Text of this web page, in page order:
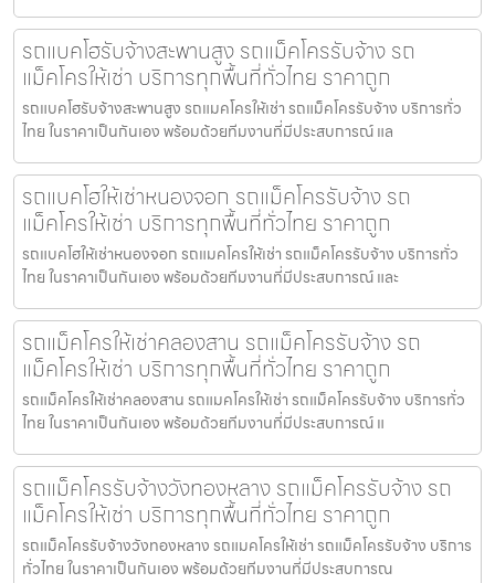
รถแบคโฮรับจ้างสะพานสูง รถแม็คโครรับจ้าง รถ
แม็คโครให้เช่า บริการทุกพื้นที่ทั่วไทย ราคาถูก
รถแบคโฮรับจ้างสะพานสูง รถแมคโครให้เช่า รถแม็คโครรับจ้าง บริการทั่ว
ไทย ในราคาเป็นกันเอง พร้อมด้วยทีมงานที่มีประสบการณ์ แล
รถแบคโฮให้เช่าหนองจอก รถแม็คโครรับจ้าง รถ
แม็คโครให้เช่า บริการทุกพื้นที่ทั่วไทย ราคาถูก
รถแบคโฮให้เช่าหนองจอก รถแมคโครให้เช่า รถแม็คโครรับจ้าง บริการทั่ว
ไทย ในราคาเป็นกันเอง พร้อมด้วยทีมงานที่มีประสบการณ์ และ
รถแม็คโครให้เช่าคลองสาน รถแม็คโครรับจ้าง รถ
แม็คโครให้เช่า บริการทุกพื้นที่ทั่วไทย ราคาถูก
รถแม็คโครให้เช่าคลองสาน รถแมคโครให้เช่า รถแม็คโครรับจ้าง บริการทั่ว
ไทย ในราคาเป็นกันเอง พร้อมด้วยทีมงานที่มีประสบการณ์ แ
รถแม็คโครรับจ้างวังทองหลาง รถแม็คโครรับจ้าง รถ
แม็คโครให้เช่า บริการทุกพื้นที่ทั่วไทย ราคาถูก
รถแม็คโครรับจ้างวังทองหลาง รถแมคโครให้เช่า รถแม็คโครรับจ้าง บริการ
ทั่วไทย ในราคาเป็นกันเอง พร้อมด้วยทีมงานที่มีประสบการณ